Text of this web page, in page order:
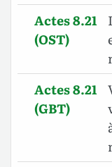
Actes 8.21
(OST)
Actes 8.21
(GBT)